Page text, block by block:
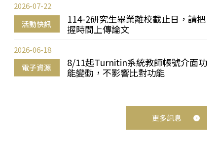
活動快訊
114-2研究生畢業離校截止日，請把
握時間上傳論文
2026-07-22
電子資源
8/11起Turnitin系統教師帳號介面功
能變動，不影響比對功能
2026-06-18
更多訊息